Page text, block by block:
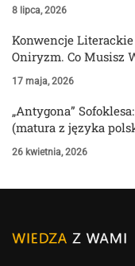
8 lipca, 2026
Konwencje
Oniryzm. Co Musisz
17 maja, 2026
„Antygona”
(matura z języka
26 kwietnia, 2026